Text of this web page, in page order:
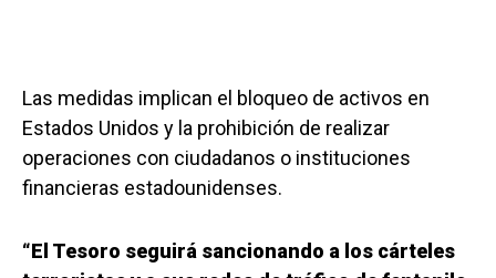
Las medidas implican el bloqueo de activos en
Estados Unidos y la prohibición de realizar
operaciones con ciudadanos o instituciones
financieras estadounidenses.
“El Tesoro seguirá sancionando a los cárteles